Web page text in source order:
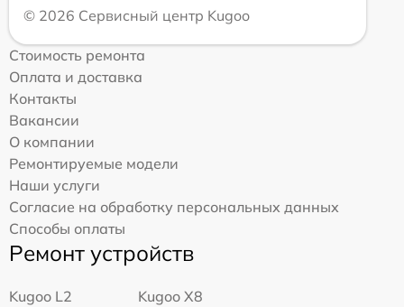
© 2026 Сервисный центр Kugoo
Стоимость ремонта
Оплата и доставка
Контакты
Вакансии
О компании
Ремонтируемые модели
Наши услуги
Согласие на обработку персональных данных
Способы оплаты
Ремонт устройств
Kugoo L2
Kugoo X8